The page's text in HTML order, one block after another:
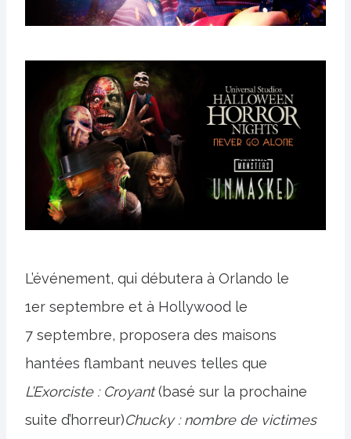
L’événement, qui débutera à Orlando le
1er septembre et à Hollywood le
7 septembre, proposera des maisons
hantées flambant neuves telles que
L’Exorciste : Croyant(basé sur la prochaine
suite d’horreur)Chucky : nombre de victimes